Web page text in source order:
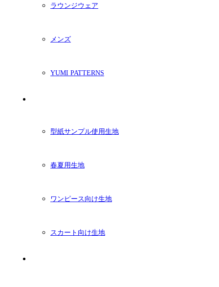
ラウンジウェア
メンズ
YUMI PATTERNS
型紙サンプル使用生地
春夏用生地
ワンピース向け生地
スカート向け生地